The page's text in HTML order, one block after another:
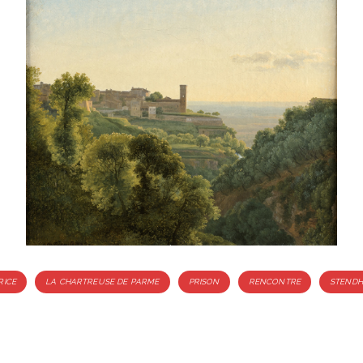
LA CHARTREUSE DE PARME PRISON RENCONTRE